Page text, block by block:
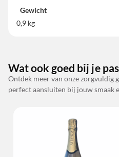
Gewicht
0,9 kg
Wat ook goed bij je
Ontdek meer van onze zorgvuldig
perfect aansluiten bij jouw smaak